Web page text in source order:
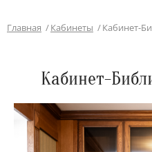
Главная Кабинеты Кабинет-
Кабинет-